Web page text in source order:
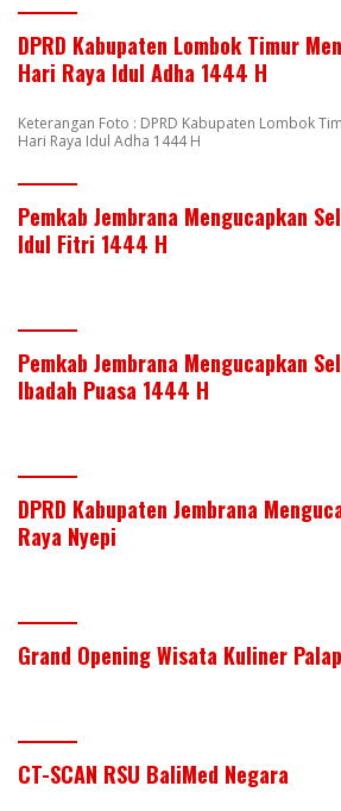
DPRD Kabupaten Lombok Timur
Hari Raya Idul Adha 1444 H
Keterangan Foto : DPRD Kabupaten Lombok
Hari Raya Idul Adha 1444 H
Pemkab Jembrana Mengucapkan
Idul Fitri 1444 H
Pemkab Jembrana Mengucapkan
Ibadah Puasa 1444 H
DPRD Kabupaten Jembrana
Raya Nyepi
Grand Opening Wisata Kuliner
CT-SCAN RSU BaliMed Negara